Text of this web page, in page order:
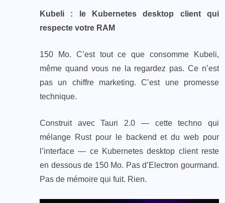
Kubeli : le Kubernetes desktop client qui
respecte votre RAM
150 Mo. C’est tout ce que consomme Kubeli,
même quand vous ne la regardez pas. Ce n’est
pas un chiffre marketing. C’est une promesse
technique.
Construit avec Tauri 2.0 — cette techno qui
mélange Rust pour le backend et du web pour
l’interface — ce Kubernetes desktop client reste
en dessous de 150 Mo. Pas d’Electron gourmand.
Pas de mémoire qui fuit. Rien.